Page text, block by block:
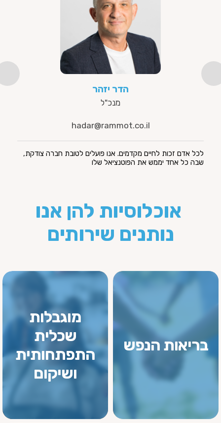
הדר יזהר
מנכ"ל
hadar@rammot.co.il
לכל אדם זכות לחיים מקדמים. אנו פועלים לטובת חברה צודקת,
שבה כל אחד יממש את הפוטנציאל שלו
אוכלוסיות להן אנו
נותנים שירותים
בריאות הנפש
מוגבלות
שכלית
התפתחותית
ושיקום